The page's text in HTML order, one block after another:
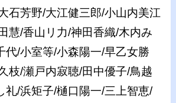
石芳野/大江健三郎/小山内美江
慧/香山リ力/神田香織/木内み
代/小室等/小森陽一/早乙女勝
枝/瀬戸内寂聴/田中優子/鳥越
礼/浜矩子/樋口陽一/三上智恵/